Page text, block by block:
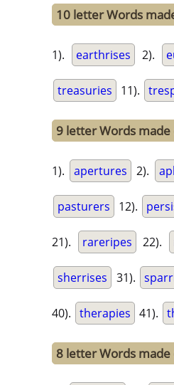
10 letter Words
1). earthrises 2).
treasuries 11).
9 letter Words
1). apertures 2).
pasturers 12).
21). rareripes 22).
sherrises 31).
40). therapies 41).
8 letter Words